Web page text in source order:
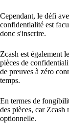
Cependant, le défi
confidentialité est
donc s'inscrire.
Zcash est également
pièces de
de preuves à zéro
temps.
En termes de
des pièces, car
optionnelle.